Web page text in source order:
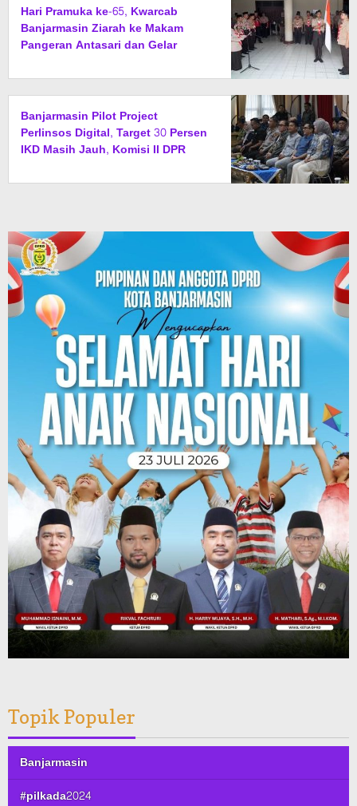
Hari Pramuka ke-65, Kwarcab
Banjarmasin Ziarah ke Makam
Pangeran Antasari dan Gelar
Banjarmasin Pilot Project
Perlinsos Digital, Target 30 Persen
IKD Masih Jauh, Komisi II DPR
Topik Populer
Banjarmasin
#pilkada2024